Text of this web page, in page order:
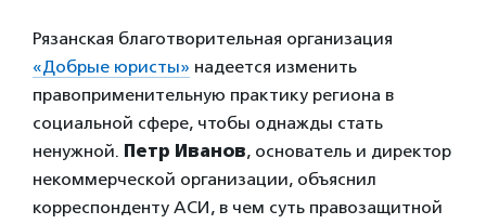
Рязанская благотворительная организация
«Добрые юристы» надеется изменить
правоприменительную практику региона в
социальной сфере, чтобы однажды стать
ненужной. Петр Иванов, основатель и директор
некоммерческой организации, объяснил
корреспонденту АСИ, в чем суть правозащитной